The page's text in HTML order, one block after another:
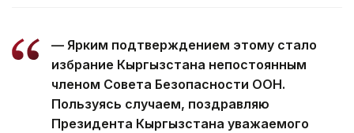
— Ярким подтверждением этому стало
избрание Кыргызстана непостоянным
членом Совета Безопасности ООН.
Пользуясь случаем, поздравляю
Президента Кыргызстана уважаемого